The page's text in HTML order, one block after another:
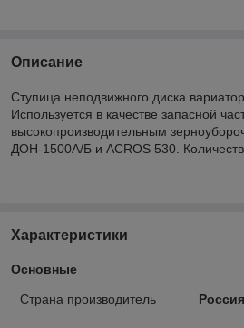
Описание
Ступица неподвижного диска
Используется в качестве запасной
высокопроизводительным
ДОН-1500А/Б и ACROS 530.
Характеристики
Основные
Страна производитель Россия